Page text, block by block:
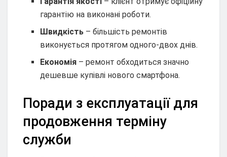
гарантію на виконані роботи.
Швидкість – більшість ремонтів
виконується протягом одного‑двох днів.
Економія – ремонт обходиться значно
дешевше купівлі нового смартфона.
Поради з експлуатації для
продовження терміну
служби